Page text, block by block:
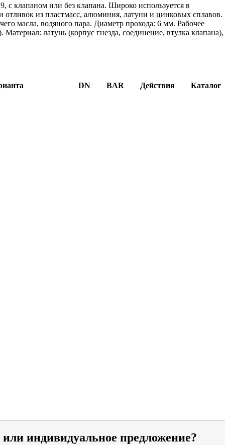
клапаном или без клапана. Широко используется в
из пластмасс, алюминия, латуни и цинковых сплавов.
масла, водяного пара. Диаметр прохода: 6 мм. Рабочее
латунь (корпус гнезда, соединение, втулка клапана),
DN BAR Действия Каталог
индивидуальное предложение?